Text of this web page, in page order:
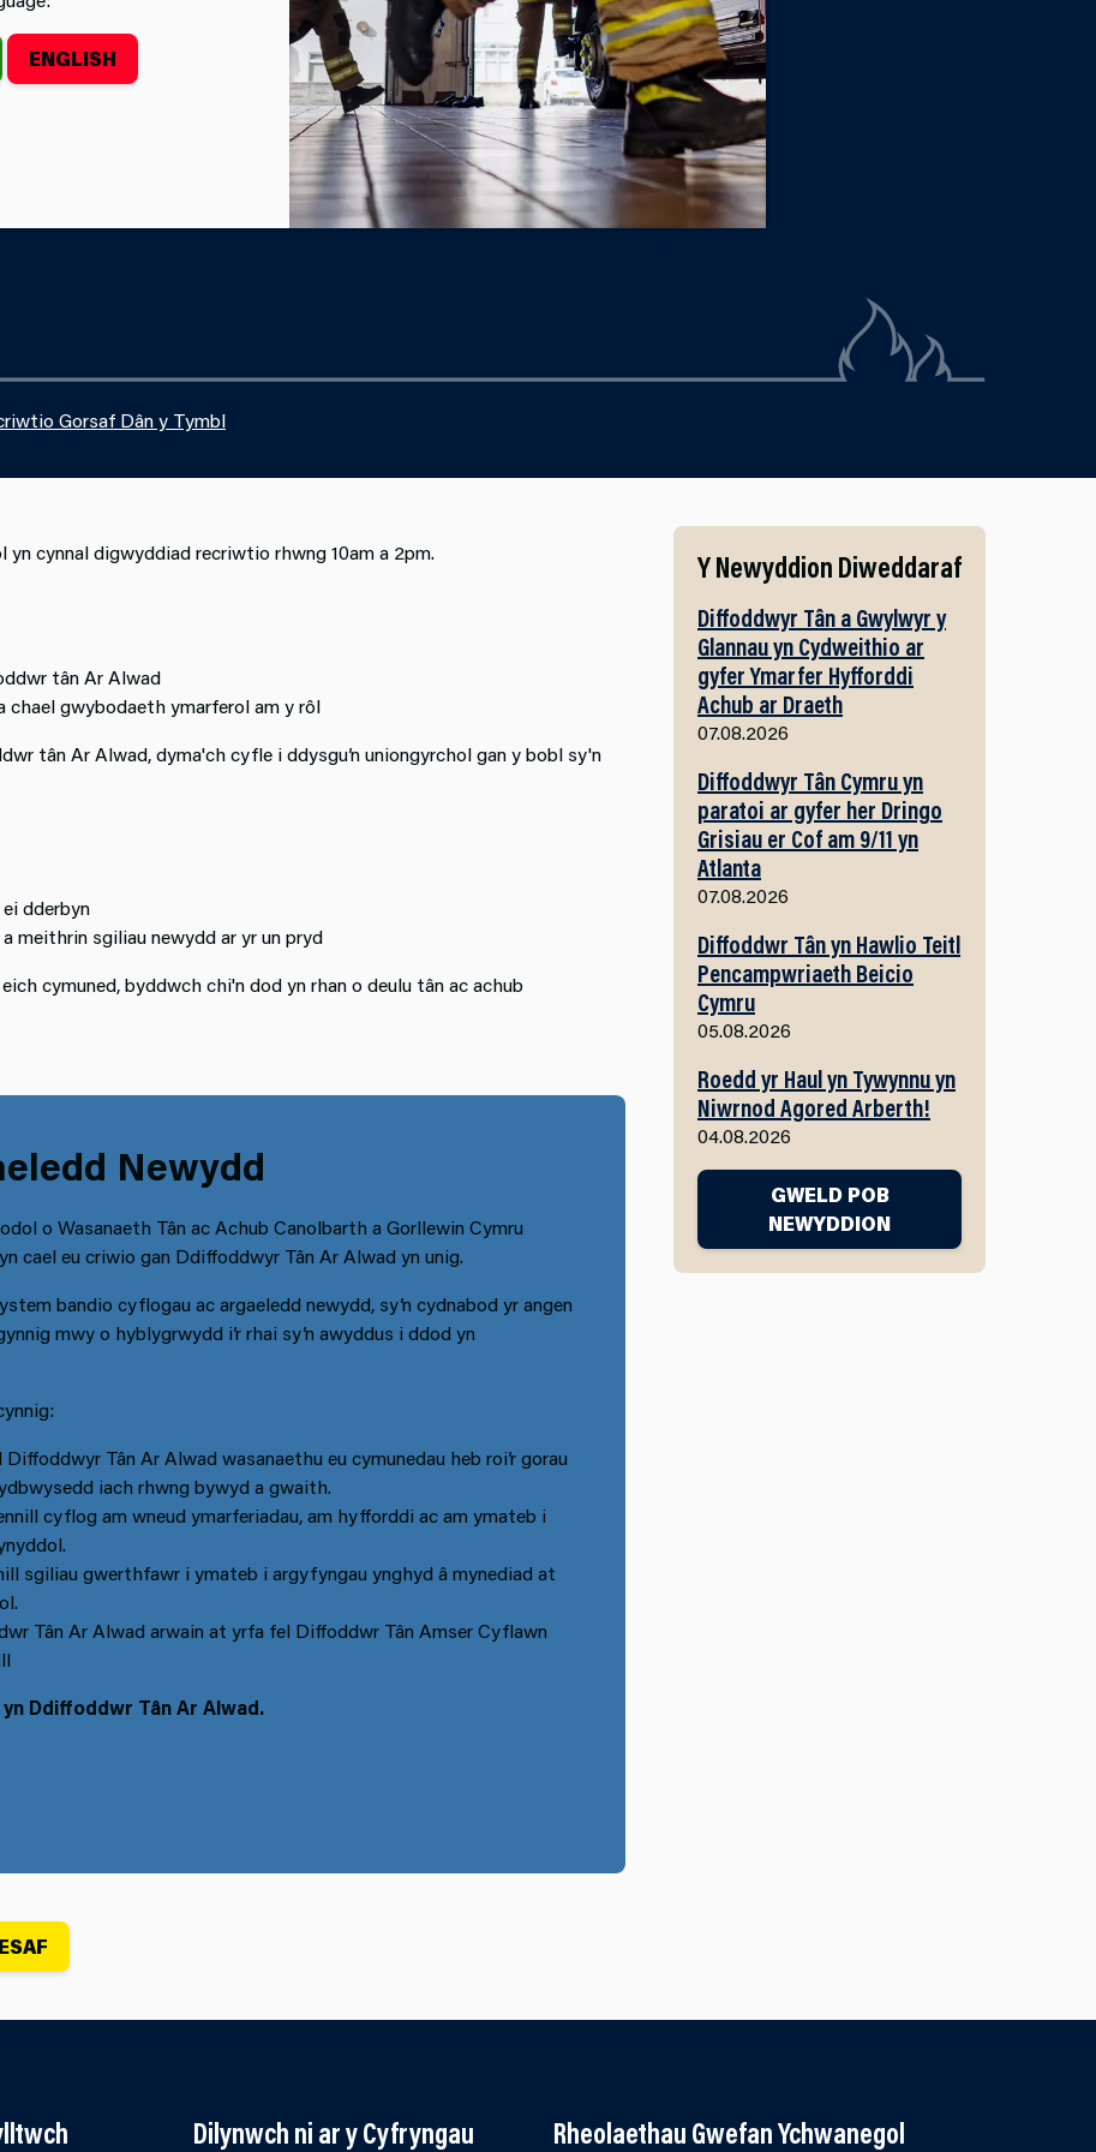
ENGLISH
cynnal digwyddiad recriwtio rhwng 10am a 2pm.
GYRFAOEDD
Gorsaf Dân y Tymbl
cynnal digwyddiad recriwtio rhwng 10am a 2pm.
tân Ar Alwad
chael gwybodaeth ymarferol am y rôl
tân Ar Alwad, dyma'ch cyfle i ddysgu’n uniongyrchol gan y bobl sy'n
dderbyn
meithrin sgiliau newydd ar yr un pryd
cymuned, byddwch chi'n dod yn rhan o deulu tân ac achub
Newydd
o Wasanaeth Tân ac Achub Canolbarth a Gorllewin Cymru
cael eu criwio gan Ddiffoddwyr Tân Ar Alwad yn unig.
bandio cyflogau ac argaeledd newydd, sy’n cydnabod yr angen
mwy o hyblygrwydd i’r rhai sy’n awyddus i ddod yn
Diffoddwyr Tân Ar Alwad wasanaethu eu cymunedau heb roi’r gorau
iach rhwng bywyd a gwaith.
cyflog am wneud ymarferiadau, am hyfforddi ac am ymateb i
sgiliau gwerthfawr i ymateb i argyfyngau ynghyd â mynediad at
Tân Ar Alwad arwain at yrfa fel Diffoddwr Tân Amser Cyflawn
Ddiffoddwr Tân Ar Alwad.
Y Newyddion Diweddaraf
Diffoddwyr Tân a Gwylwyr y
Glannau yn Cydweithio ar
gyfer Ymarfer Hyfforddi
Achub ar Draeth
07.08.2026
Diffoddwyr Tân Cymru yn
paratoi ar gyfer her Dringo
Grisiau er Cof am 9/11 yn
Atlanta
07.08.2026
Diffoddwr Tân yn Hawlio Teitl
Pencampwriaeth Beicio
Cymru
05.08.2026
Roedd yr Haul yn Tywynnu yn
Niwrnod Agored Arberth!
04.08.2026
GWELD POB
NEWYDDION
Dilynwch ni ar y Cyfryngau
Rheolaethau Gwefan Ychwanegol